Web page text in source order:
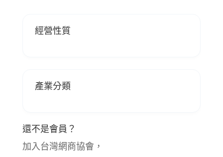
經營性質
產業分類
還不是會員？
加入台灣網商協會，